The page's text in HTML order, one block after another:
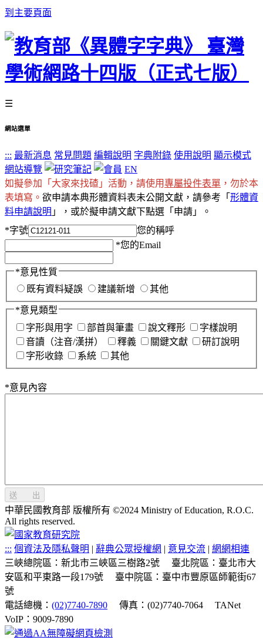
到主要頁面
☰
網站選單
::: 最新消息 常見問題 編輯說明 字典附錄 使用說明 顯示模式
網站導覽
EN
如擬參加「大家來找碴」活動，請使用專屬投件表單 ，勿於本
表填寫。 欲申請本典形體資料表未公開文獻，請參考「 形體資
料申請說明 」，或於擬申請文獻下點選「申請」。
*字號
您的稱呼
*您的Email
*意見性質
既有資料疑誤
建議新增 其他
*意見類型
字形與用字
部首與筆畫 說文釋形
字樣說明
音讀（注音/漢拼）
釋義 關鍵文獻
研訂說明
字形收錄
系統 其他
*意見內容
送 出
中華民國教育部 版權所有 ©2024 Ministry of Education, R.O.C.
All rights reserved.
::: 個資法及隱私聲明 | 辭典公眾授權網 | 意見交流 | 網網相連
三峽總院區：新北市三峽區三樹路2號
臺北院區：臺北市大
安區和平東路一段179號
臺中院區：臺中市豐原區師範街67
號
電話總機： (02)7740-7890 傳真：(02)7740-7064
TANet
VoIP：9009-7890